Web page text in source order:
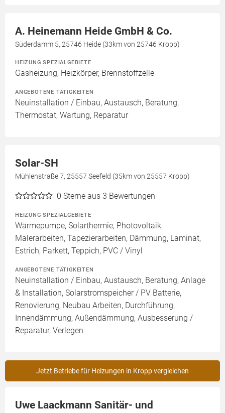
A. Heinemann Heide GmbH & Co.
Süderdamm 5, 25746 Heide (33km von 25746 Kropp)
HEIZUNG SPEZIALGEBIETE
Gasheizung, Heizkörper, Brennstoffzelle
ANGEBOTENE TÄTIGKEITEN
Neuinstallation / Einbau, Austausch, Beratung,
Thermostat, Wartung, Reparatur
Solar-SH
Mühlenstraße 7, 25557 Seefeld (35km von 25557 Kropp)
0 Sterne aus 3 Bewertungen
HEIZUNG SPEZIALGEBIETE
Wärmepumpe, Solarthermie, Photovoltaik,
Malerarbeiten, Tapezierarbeiten, Dämmung, Laminat,
Estrich, Parkett, Teppich, PVC / Vinyl
ANGEBOTENE TÄTIGKEITEN
Neuinstallation / Einbau, Austausch, Beratung, Anlage
& Installation, Solarstromspeicher / PV Batterie,
Renovierung, Neubau Arbeiten, Durchführung,
Innendämmung, Außendämmung, Ausbesserung /
Reparatur, Verlegen
Jetzt Betriebe für Heizungen in Kropp vergleichen
Uwe Laackmann Sanitär- und